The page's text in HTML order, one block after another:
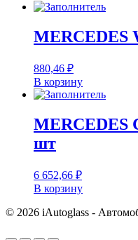
MERCEDES
880,46 ₽
В корзину
MERCEDES
шт
6 652,66 ₽
В корзину
© 2026 iAutoglass -